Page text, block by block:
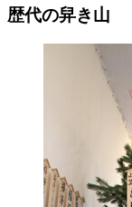
歴代の舁き山